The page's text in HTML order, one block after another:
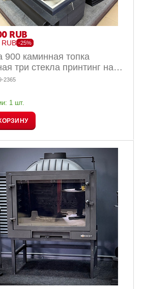
RUB
RUB -25%
900 каминная топка
три стекла принтинг на
белый шамот 13кВт
2365
1 шт.